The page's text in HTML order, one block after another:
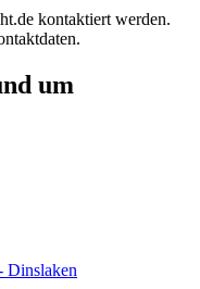
kontaktiert werden.
um
Dinslaken